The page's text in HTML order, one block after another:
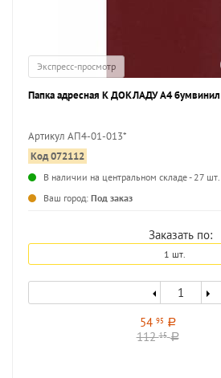
Экспресс-просмотр
Папка адресная К ДОКЛАДУ А4 бумвинил
Артикул АП4-01-013*
Код 072112
В наличии на центральном складе - 27 шт.
Ваш город: Под заказ
Заказать по:
1 шт.
54 95 a
11215 a